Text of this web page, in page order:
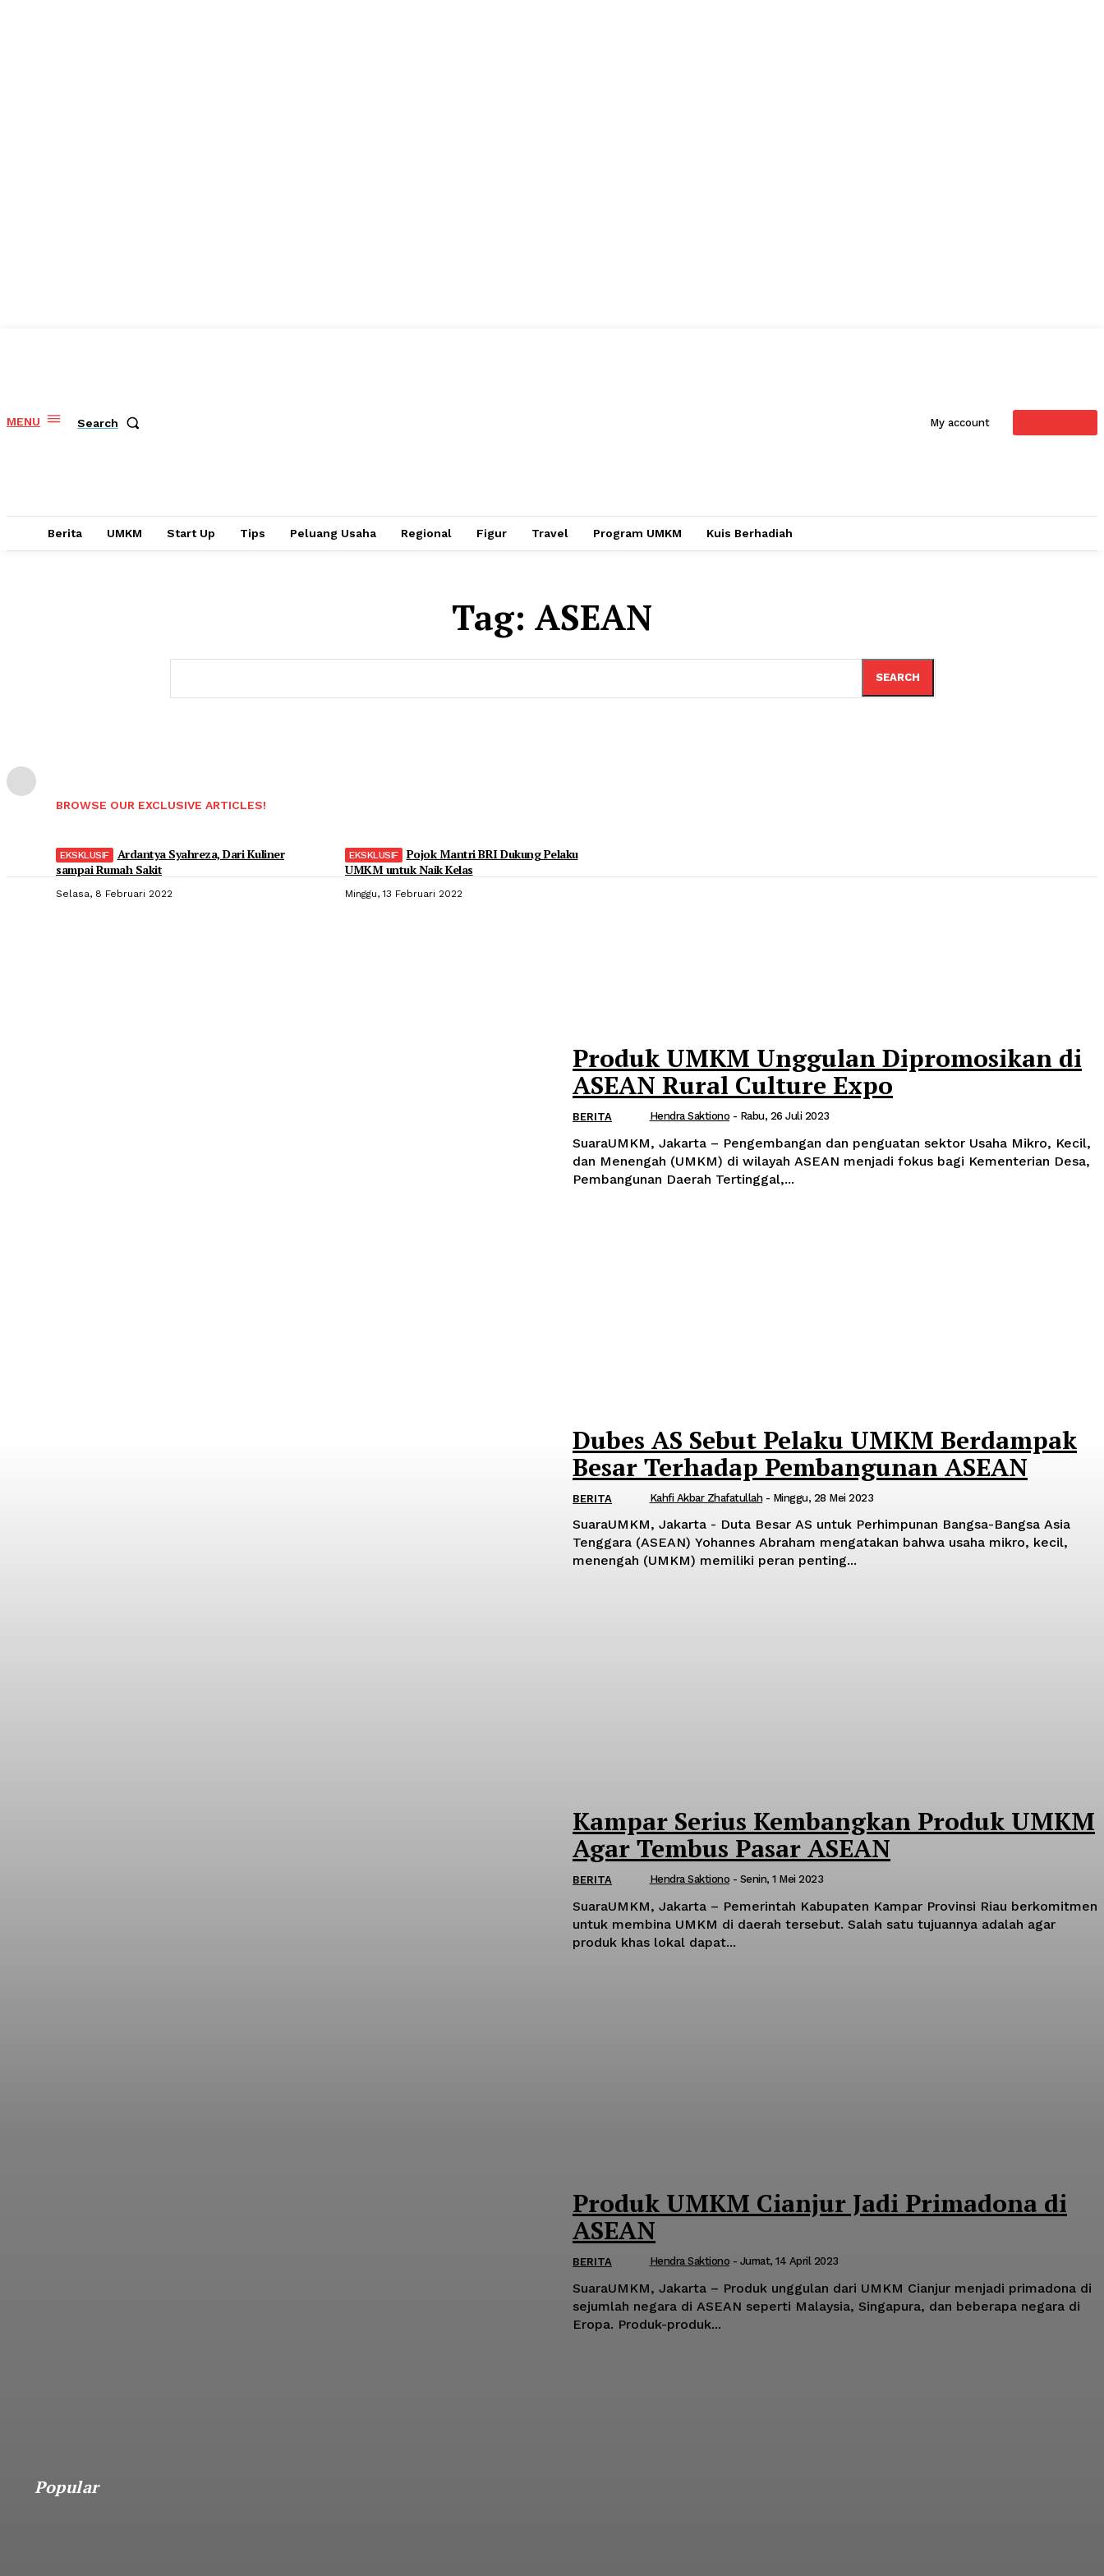
MENU Search My account
Berita UMKM Start Up Tips Peluang Usaha Regional Figur Travel Program UMKM Kuis Berhadiah
Tag: ASEAN
SEARCH
BROWSE OUR EXCLUSIVE ARTICLES!
Ardantya Syahreza, Dari Kuliner
sampai Rumah Sakit
Selasa, 8 Februari 2022
Pojok Mantri BRI Dukung Pelaku
UMKM untuk Naik Kelas
Minggu, 13 Februari 2022
Produk UMKM Unggulan Dipromosikan di
ASEAN Rural Culture Expo
BERITA Hendra Saktiono - Rabu, 26 Juli 2023
SuaraUMKM, Jakarta – Pengembangan dan penguatan sektor Usaha Mikro, Kecil,
dan Menengah (UMKM) di wilayah ASEAN menjadi fokus bagi Kementerian Desa,
Pembangunan Daerah Tertinggal,...
Dubes AS Sebut Pelaku UMKM Berdampak
Besar Terhadap Pembangunan ASEAN
BERITA Kahfi Akbar Zhafatullah - Minggu, 28 Mei 2023
SuaraUMKM, Jakarta - Duta Besar AS untuk Perhimpunan Bangsa-Bangsa Asia
Tenggara (ASEAN) Yohannes Abraham mengatakan bahwa usaha mikro, kecil,
menengah (UMKM) memiliki peran penting...
Kampar Serius Kembangkan Produk UMKM
Agar Tembus Pasar ASEAN
BERITA Hendra Saktiono - Senin, 1 Mei 2023
SuaraUMKM, Jakarta – Pemerintah Kabupaten Kampar Provinsi Riau berkomitmen
untuk membina UMKM di daerah tersebut. Salah satu tujuannya adalah agar
produk khas lokal dapat...
Produk UMKM Cianjur Jadi Primadona di
ASEAN
BERITA Hendra Saktiono - Jumat, 14 April 2023
SuaraUMKM, Jakarta – Produk unggulan dari UMKM Cianjur menjadi primadona di
sejumlah negara di ASEAN seperti Malaysia, Singapura, dan beberapa negara di
Eropa. Produk-produk...
Popular